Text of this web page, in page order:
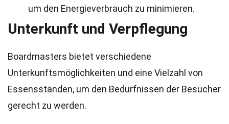
um den Energieverbrauch zu minimieren.
Unterkunft und Verpflegung
Boardmasters bietet verschiedene
Unterkunftsmöglichkeiten und eine Vielzahl von
Essensständen, um den Bedürfnissen der Besucher
gerecht zu werden.